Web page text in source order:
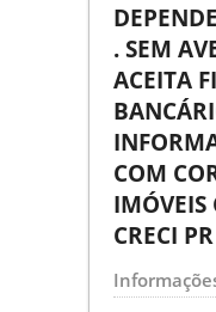
. SEM
ACEITA
COM
IMÓVEIS
CRECI